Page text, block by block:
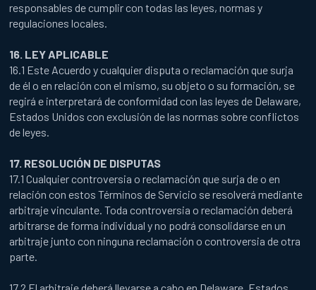
responsables de cumplir con todas las leyes, normas y
regulaciones locales.
16. LEY APLICABLE
16.1 Este Acuerdo y cualquier disputa o reclamación que surja
de él o en relación con el mismo, su objeto o su formación, se
regirá e interpretará de conformidad con las leyes de Delaware,
Estados Unidos con exclusión de las normas sobre conflictos
de leyes.
17. RESOLUCIÓN DE DISPUTAS
17.1 Cualquier controversia o reclamación que surja de o en
relación con estos Términos de Servicio se resolverá mediante
arbitraje vinculante. Toda controversia o reclamación deberá
arbitrarse de forma individual y no podrá consolidarse en un
arbitraje junto con ninguna reclamación o controversia de otra
parte.